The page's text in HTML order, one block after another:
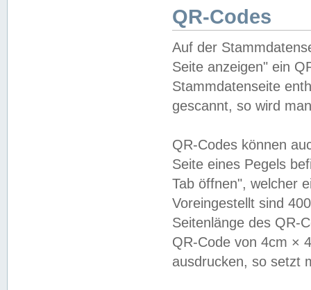
QR-Codes
Auf der
Seite anzeigen" ein
Stammdatenseite
gescannt, so wird
QR-Codes können
Seite eines Pegels
Tab öffnen", welcher
Voreingestellt sind
Seitenlänge des QR-
QR-Code von 4cm ×
ausdrucken, so setzt